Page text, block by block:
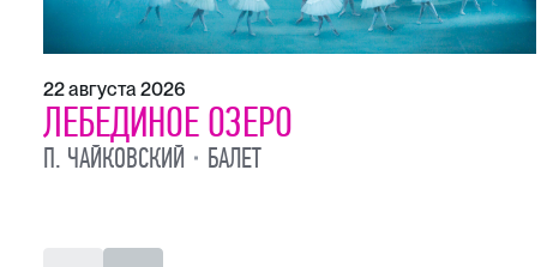
22 августа 2026
ЛЕБЕДИНОЕ ОЗЕРО
П. ЧАЙКОВСКИЙ БАЛЕТ